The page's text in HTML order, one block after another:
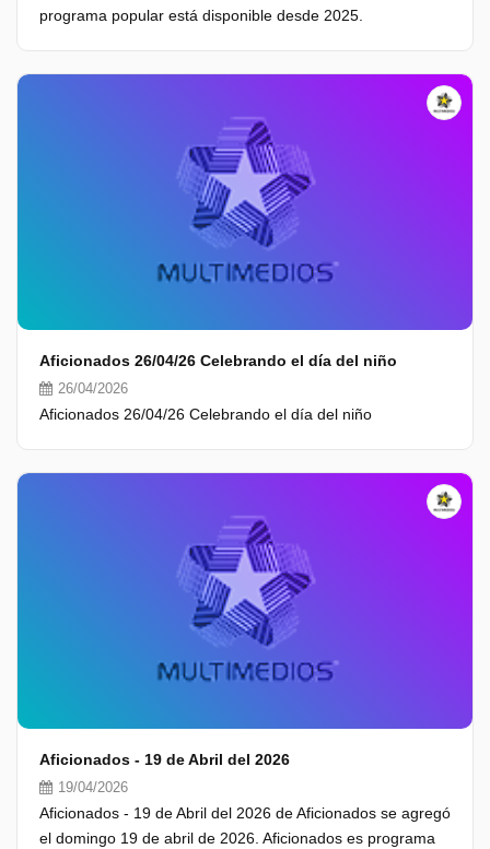
programa popular está disponible desde 2025.
Aficionados 26/04/26 Celebrando el día del niño
26/04/2026
Aficionados 26/04/26 Celebrando el día del niño
Aficionados - 19 de Abril del 2026
19/04/2026
Aficionados - 19 de Abril del 2026 de Aficionados se agregó
el domingo 19 de abril de 2026. Aficionados es programa